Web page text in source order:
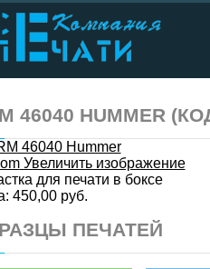
46040 HUMMER
Увеличить изображение
для печати в боксе
450,00 руб.
ПЕЧАТЕЙ